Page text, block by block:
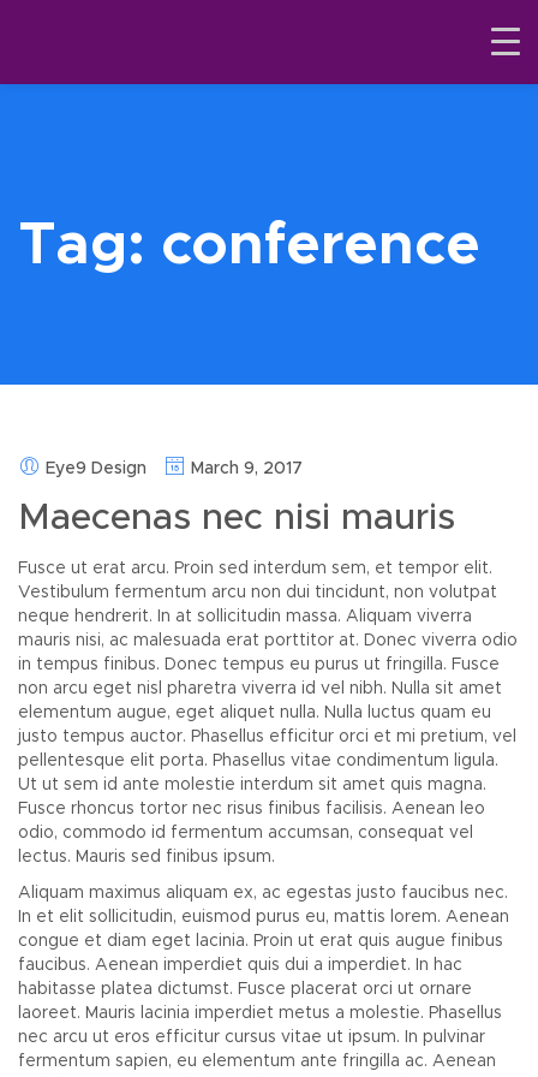
Tag: conference
Eye9 Design March 9, 2017
Maecenas nec nisi mauris
Fusce ut erat arcu. Proin sed interdum sem, et tempor elit.
Vestibulum fermentum arcu non dui tincidunt, non volutpat
neque hendrerit. In at sollicitudin massa. Aliquam viverra
mauris nisi, ac malesuada erat porttitor at. Donec viverra odio
in tempus finibus. Donec tempus eu purus ut fringilla. Fusce
non arcu eget nisl pharetra viverra id vel nibh. Nulla sit amet
elementum augue, eget aliquet nulla. Nulla luctus quam eu
justo tempus auctor. Phasellus efficitur orci et mi pretium, vel
pellentesque elit porta. Phasellus vitae condimentum ligula.
Ut ut sem id ante molestie interdum sit amet quis magna.
Fusce rhoncus tortor nec risus finibus facilisis. Aenean leo
odio, commodo id fermentum accumsan, consequat vel
lectus. Mauris sed finibus ipsum.
Aliquam maximus aliquam ex, ac egestas justo faucibus nec.
In et elit sollicitudin, euismod purus eu, mattis lorem. Aenean
congue et diam eget lacinia. Proin ut erat quis augue finibus
faucibus. Aenean imperdiet quis dui a imperdiet. In hac
habitasse platea dictumst. Fusce placerat orci ut ornare
laoreet. Mauris lacinia imperdiet metus a molestie. Phasellus
nec arcu ut eros efficitur cursus vitae ut ipsum. In pulvinar
fermentum sapien, eu elementum ante fringilla ac. Aenean